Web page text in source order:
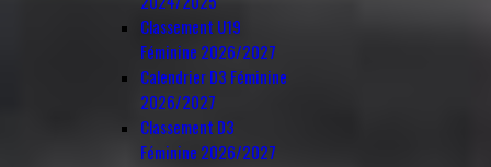
Classement U19
Féminine 2026/2027
Calendrier D3 Féminine
2026/2027
Classement D3
Féminine 2026/2027